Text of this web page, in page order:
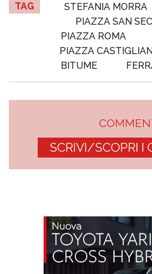
TAG STEFANIA MORRA
PIAZZA SAN
PIAZZA ROMA
PIAZZA
BITUME
SCRIVI/SCOPRI I